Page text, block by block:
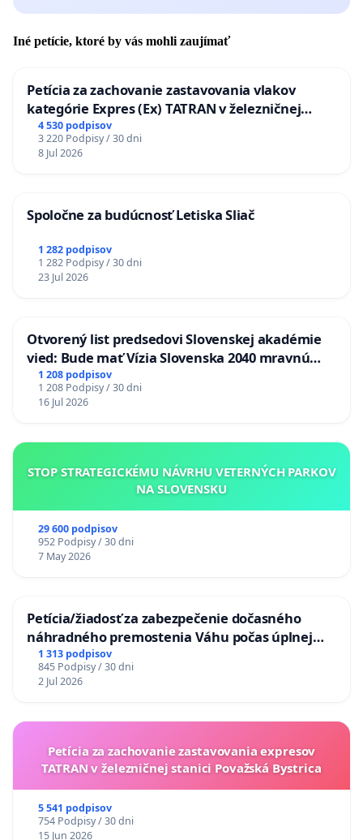
Iné petície, ktoré by vás mohli zaujímať
Petícia za zachovanie zastavovania vlakov
kategórie Expres (Ex) TATRAN v železničnej
stanici Púchov
4 530 podpisov
3 220 Podpisy / 30 dni
8 Jul 2026
Spoločne za budúcnosť Letiska Sliač
1 282 podpisov
1 282 Podpisy / 30 dni
23 Jul 2026
Otvorený list predsedovi Slovenskej akadémie
vied: Bude mať Vízia Slovenska 2040 mravnú
chrbticu?
1 208 podpisov
1 208 Podpisy / 30 dni
16 Jul 2026
STOP STRATEGICKÉMU NÁVRHU VETERNÝCH PARKOV
NA SLOVENSKU
29 600 podpisov
952 Podpisy / 30 dni
7 May 2026
Petícia/žiadosť za zabezpečenie dočasného
náhradného premostenia Váhu počas úplnej
uzávery Vážskeho mosta v Komárne
1 313 podpisov
845 Podpisy / 30 dni
2 Jul 2026
Petícia za zachovanie zastavovania expresov
TATRAN v železničnej stanici Považská Bystrica
5 541 podpisov
754 Podpisy / 30 dni
15 Jun 2026